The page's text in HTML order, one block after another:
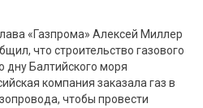
«Газпрома» Алексей Миллер
что строительство газового
дну Балтийского моря
компания заказала газ в
чтобы провести